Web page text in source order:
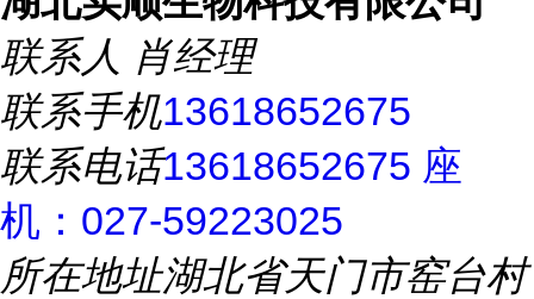
联系人 肖经理
联系手机13618652675
联系电话13618652675 座
机：027-59223025
所在地址湖北省天门市窑台村